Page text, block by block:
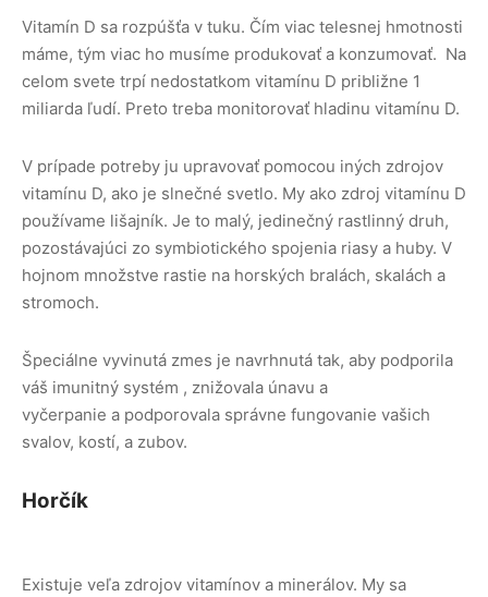
Vitamín D sa rozpúšťa v tuku. Čím viac telesnej hmotnosti
máme, tým viac ho musíme produkovať a konzumovať. Na
celom svete trpí nedostatkom vitamínu D približne 1
miliarda ľudí. Preto treba monitorovať hladinu vitamínu D.
V prípade potreby ju upravovať pomocou iných zdrojov
vitamínu D, ako je slnečné svetlo. My ako zdroj vitamínu D
používame lišajník. Je to malý, jedinečný rastlinný druh,
pozostávajúci zo symbiotického spojenia riasy a huby. V
hojnom množstve rastie na horských bralách, skalách a
stromoch.
Špeciálne vyvinutá zmes je navrhnutá tak, aby podporila
váš imunitný systém , znižovala únavu a
vyčerpanie a podporovala správne fungovanie vašich
svalov, kostí, a zubov.
Horčík
Existuje veľa zdrojov vitamínov a minerálov. My sa